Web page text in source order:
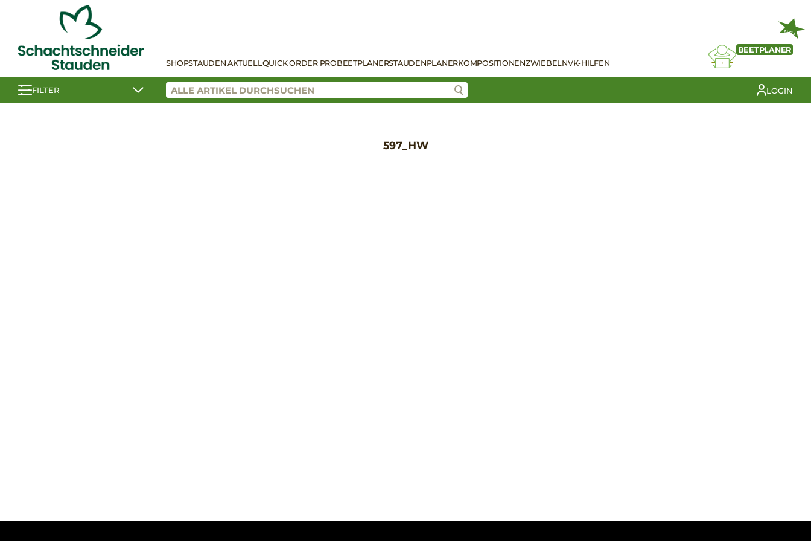
SHOPSTAUDEN AKTUELLQUICK ORDER PROBEETPLANERSTAUDENPLANERKOMPOSITIONENZWIEBELNVK-HILFEN
NEU
BEETPLANER
FILTER LOGIN
597_HW